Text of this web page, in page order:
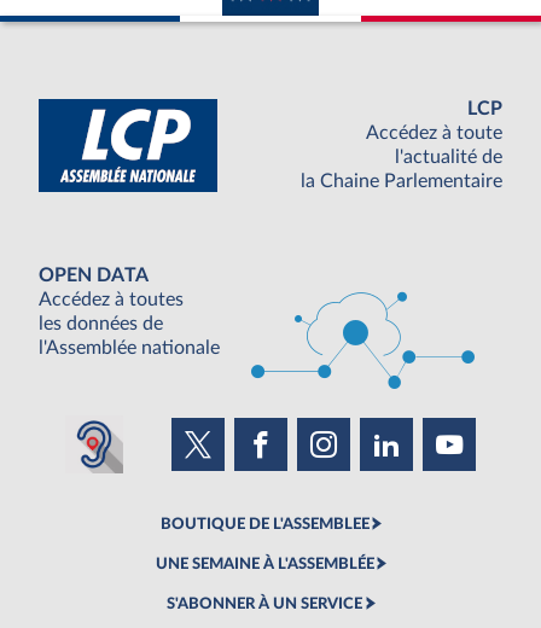
LCP
Accédez à toute
l'actualité de
la Chaine Parlementaire
OPEN DATA
Accédez à toutes
les données de
l'Assemblée nationale
BOUTIQUE DE L'ASSEMBLEE
UNE SEMAINE À L'ASSEMBLÉE
S'ABONNER À UN SERVICE